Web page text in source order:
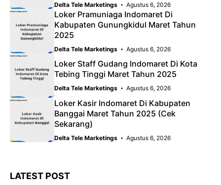
Delta Tele Marketings Agustus 6, 2026
Loker Pramuniaga Indomaret Di
Kabupaten Gunungkidul Maret Tahun
2025
Delta Tele Marketings Agustus 6, 2026
Loker Staff Gudang Indomaret Di Kota
Tebing Tinggi Maret Tahun 2025
Delta Tele Marketings Agustus 6, 2026
Loker Kasir Indomaret Di Kabupaten
Banggai Maret Tahun 2025 (Cek
Sekarang)
Delta Tele Marketings Agustus 6, 2026
LATEST POST